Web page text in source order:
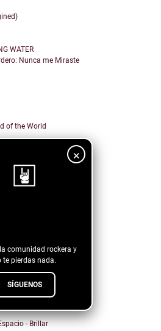
×
comunidad rockera y
te pierdas nada.
SÍGUENOS
WATER
Nunca me Miraste
of the World
Sue (Will You Mar...
Olhos
- Brillar